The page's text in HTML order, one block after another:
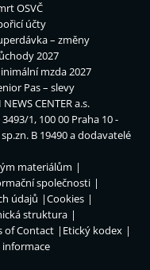
OSVČ
účty
– změny
2027
mzda 2027
Pas – slevy
NEWS CENTER a.s.
1, 100 00 Praha 10 -
B 19490 a dodavatelé
materiálům
společnosti
údajů
Cookies
struktura
of Contact
Etický kodex